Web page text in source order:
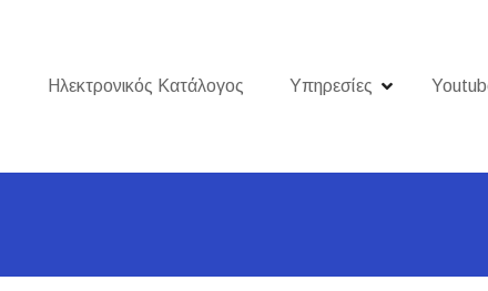
Ηλεκτρονικός Κατάλογος Υπηρεσίες